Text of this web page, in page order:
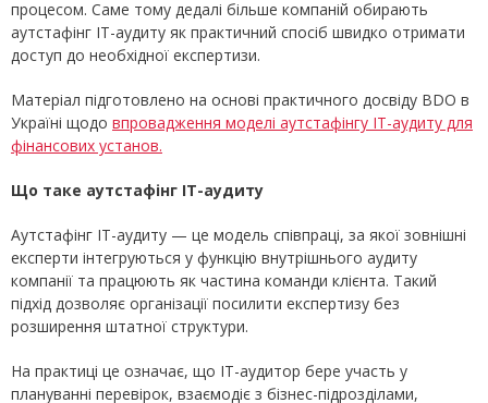
процесом. Саме тому дедалі більше компаній обирають
аутстафінг ІТ-аудиту як практичний спосіб швидко отримати
доступ до необхідної експертизи.
Матеріал підготовлено на основі практичного досвіду BDO в
Україні щодо впровадження моделі аутстафінгу ІТ-аудиту для
фінансових установ.
Що таке аутстафінг ІТ-аудиту
Аутстафінг ІТ-аудиту — це модель співпраці, за якої зовнішні
експерти інтегруються у функцію внутрішнього аудиту
компанії та працюють як частина команди клієнта. Такий
підхід дозволяє організації посилити експертизу без
розширення штатної структури.
На практиці це означає, що ІТ-аудитор бере участь у
плануванні перевірок, взаємодіє з бізнес-підрозділами,